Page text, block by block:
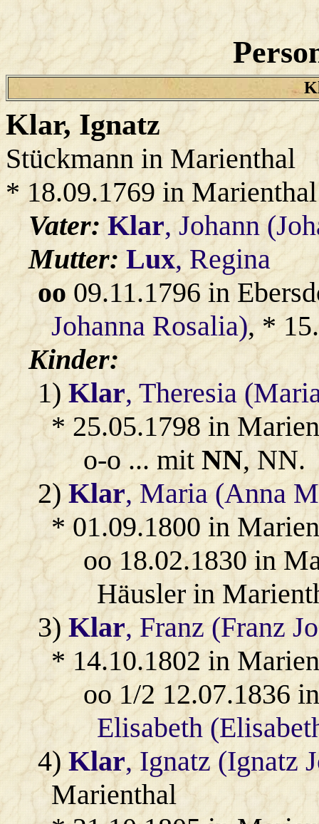
Klar, Ignatz
Stückmann in Marienthal
* 18.09.1769 in Marienthal
Vater:Klar, Johann
Mutter: Lux, Regina
oo09.11.1796 in
Johanna Rosalia), *
Kinder:
1)Klar, Theresia
* 25.05.1798 in
o-o ... mitNN, NN.
2)Klar, Maria (Anna
* 01.09.1800 in
oo 18.02.1830 in
Häusler in
3)Klar, Franz (Franz
* 14.10.1802 in
oo 1/2 12.07.1836
Elisabeth
4)Klar, Ignatz (Ignatz
Marienthal